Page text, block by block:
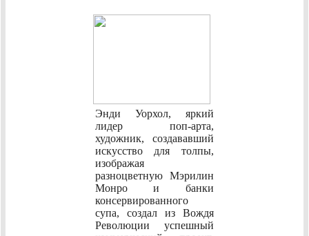
Энди Уорхол, яркий
лидер поп-арта,
художник, создававший
искусство для толпы,
изображая
разноцветную Мэрилин
Монро и банки
консервированного
супа, создал из Вождя
Революции успешный